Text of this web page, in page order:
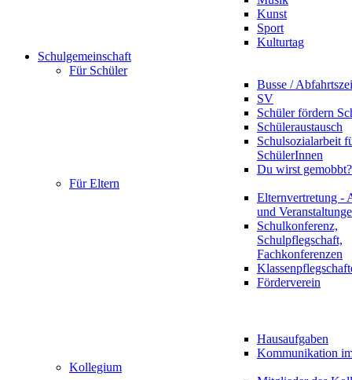
Kunst
Sport
Kulturtag
Schulgemeinschaft
Für Schüler
Busse /
SV
Schüler fördern
Schüleraustausch
Schulsozialarbeit
SchülerInnen
Du wirst gemobbt?
Für Eltern
Elternvertretung -
und
Schulkonferenz,
Schulpflegschaft,
Fachkonferenzen
Förderverein
Hausaufgaben
Kommunikation
Kollegium